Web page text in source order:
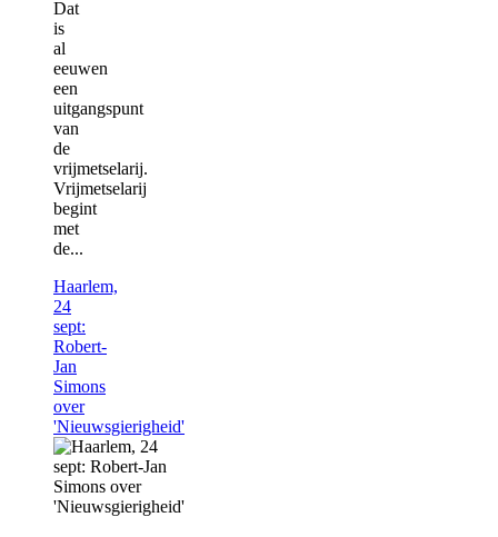
Dat
is
al
eeuwen
een
uitgangspunt
van
de
vrijmetselarij.
Vrijmetselarij
begint
met
de...
Haarlem,
24
sept:
Robert-
Jan
Simons
over
'Nieuwsgierigheid'